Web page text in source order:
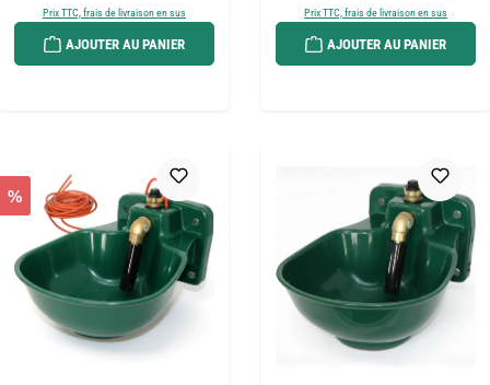
Prix TTC, frais de livraison en sus
AJOUTER AU PANIER
Prix TTC, frais de livraison en sus
AJOUTER AU PANIER
%